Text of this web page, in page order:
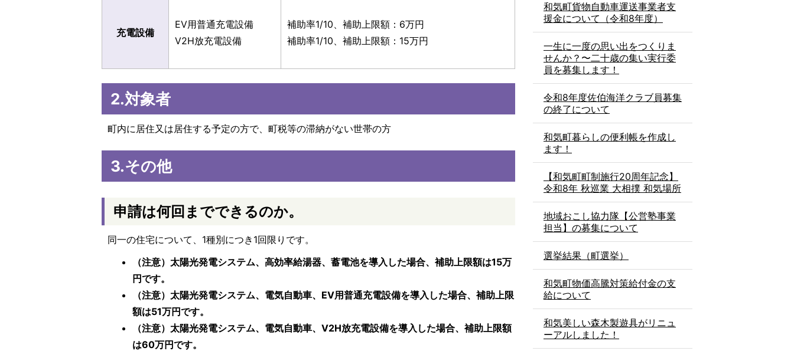
充電設備
EV用普通充電設備
V2H放充電設備
補助率1/10、補助上限額：6万円
補助率1/10、補助上限額：15万円
2.対象者
町内に居住又は居住する予定の方で、町税等の滞納がない世帯の方
3.その他
申請は何回までできるのか。
同一の住宅について、1種別につき1回限りです。
（注意）太陽光発電システム、高効率給湯器、蓄電池を導入した場合、補助上限額は15万
円です。
（注意）太陽光発電システム、電気自動車、EV用普通充電設備を導入した場合、補助上限
額は51万円です。
（注意）太陽光発電システム、電気自動車、V2H放充電設備を導入した場合、補助上限額
は60万円です。
和気町貨物自動車運送事業者支
援金について（令和8年度）
一生に一度の思い出をつくりま
せんか？〜二十歳の集い実行委
員を募集します！
令和8年度佐伯海洋クラブ員募集
の終了について
和気町暮らしの便利帳を作成し
ます！
【和気町町制施行20周年記念】
令和8年 秋巡業 大相撲 和気場所
地域おこし協力隊【公営塾事業
担当】の募集について
選挙結果（町選挙）
和気町物価高騰対策給付金の支
給について
和気美しい森木製遊具がリニュ
ーアルしました！